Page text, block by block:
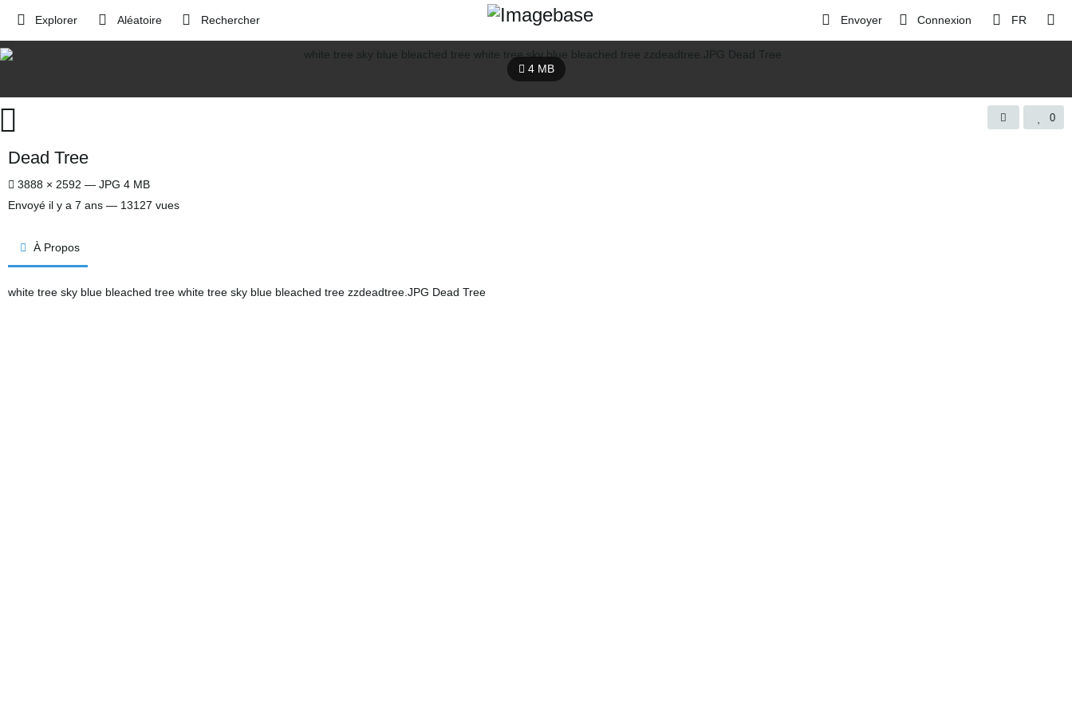
Explorer Aléatoire Rechercher Envoyer Connexion FR
4 MB
0
Dead Tree
3888 × 2592 — JPG 4 MB
Envoyé il y a 7 ans — 13127 vues
À Propos
white tree sky blue bleached tree white tree sky blue bleached tree zzdeadtree.JPG Dead Tree